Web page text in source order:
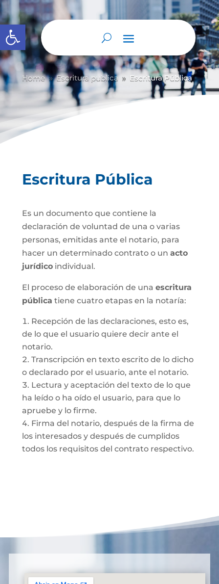
Abrir barra de herramientas
Home 9 Escritura publica 9 Escritura Pública
Escritura Pública
Es un documento que contiene la
declaración de voluntad de una o varias
personas, emitidas ante el notario, para
hacer un determinado contrato o un acto
jurídicoindividual.
El proceso de elaboración de una escritura
pública tiene cuatro etapas en la notaría:
Recepción de las declaraciones, esto es,
de lo que el usuario quiere decir ante el
notario.
Transcripción en texto escrito de lo dicho
o declarado por el usuario, ante el notario.
Lectura y aceptación del texto de lo que
ha leído o ha oído el usuario, para que lo
apruebe y lo firme.
Firma del notario, después de la firma de
los interesados y después de cumplidos
todos los requisitos del contrato respectivo.